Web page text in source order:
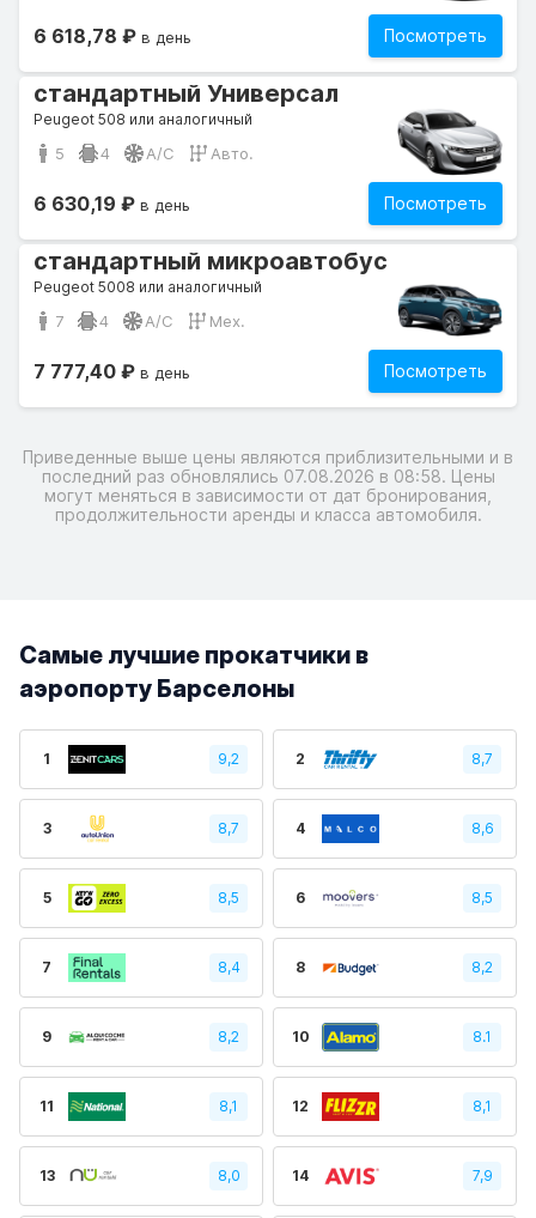
Посмотреть
6 618,78 ₽ в день
стандартный Универсал
Peugeot 508 или аналогичный
5 4 A/C Авто.
Посмотреть
6 630,19 ₽ в день
стандартный микроавтобус
Peugeot 5008 или аналогичный
7 4 A/C Мех.
Посмотреть
7 777,40 ₽ в день
Приведенные выше цены являются приблизительными и в
последний раз обновлялись 07.08.2026 в 08:58. Цены
могут меняться в зависимости от дат бронирования,
продолжительности аренды и класса автомобиля.
Самые лучшие прокатчики в
аэропорту Барселоны
1 9,2 2 8,7
3 8,7 4 8,6
5 8,5 6 8,5
7 8,4 8 8,2
9 8,2 10 8.1
11 8,1 12 8,1
13 8,0 14 7,9